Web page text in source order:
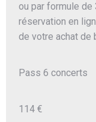
ou par formule
réservation en
de votre achat de
Pass 6 concerts
114 €